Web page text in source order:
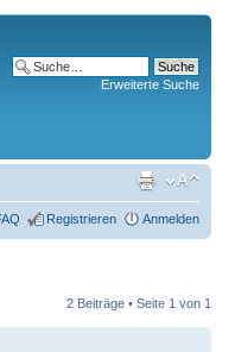
Erweiterte Suche
Registrieren Anmelden
2 Beiträge • Seite 1 von 1